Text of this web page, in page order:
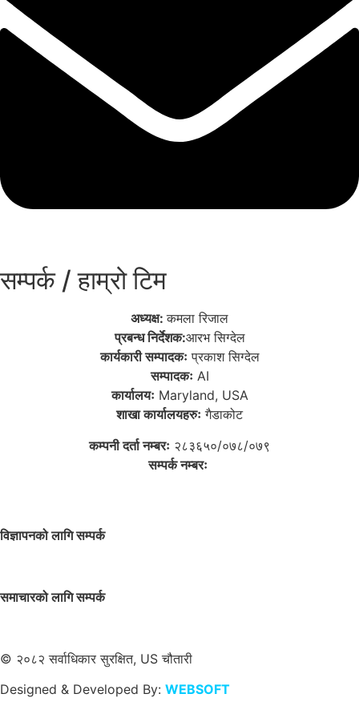
सम्पर्क / हाम्रो टिम
अध्यक्ष:कमला रिजाल
प्रबन्ध निर्देशक:आरभ सिग्देल
कार्यकारी सम्पादकःप्रकाश सिग्देल
सम्पादकःAI
कार्यालयःMaryland, USA
शाखा कार्यालयहरुः गैडाकोट
कम्पनी दर्ता नम्बरः २८३६५०/०७८/०७९
सम्पर्क नम्बरः
विज्ञापनको लागि सम्पर्क
समाचारको लागि सम्पर्क
© २०८२ सर्वाधिकार सुरक्षित, US चौतारी
Designed & Developed By: WEBSOFT